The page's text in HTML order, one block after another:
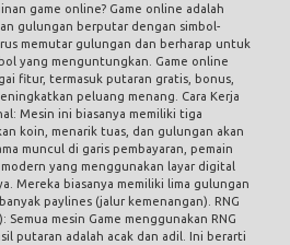
game online? Game online adalah
gulungan berputar dengan simbol-
memutar gulungan dan berharap untuk
yang menguntungkan. Game online
fitur, termasuk putaran gratis, bonus,
peluang menang. Cara Kerja
Mesin ini biasanya memiliki tiga
koin, menarik tuas, dan gulungan akan
muncul di garis pembayaran, pemain
modern yang menggunakan layar digital
Mereka biasanya memiliki lima gulungan
paylines (jalur kemenangan). RNG
Semua mesin Game menggunakan RNG
putaran adalah acak dan adil. Ini berarti